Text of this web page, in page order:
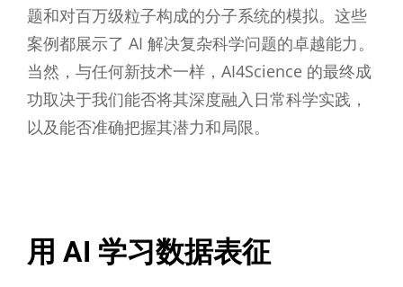
题和对百万级粒子构成的分子系统的模拟。这些
案例都展示了 AI 解决复杂科学问题的卓越能力。
当然，与任何新技术一样，AI4Science 的最终成
功取决于我们能否将其深度融入日常科学实践，
以及能否准确把握其潜力和局限。
用 AI 学习数据表征